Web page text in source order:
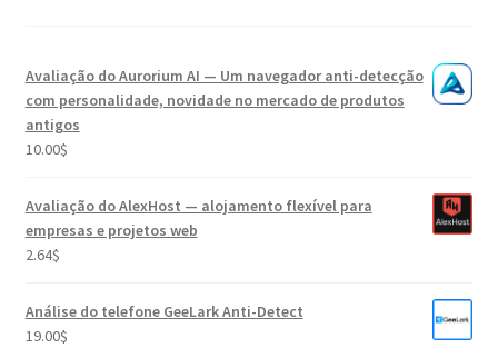
Avaliação do Aurorium AI — Um navegador anti-detecção
com personalidade, novidade no mercado de produtos
antigos
10.00$
Avaliação do AlexHost — alojamento flexível para
empresas e projetos web
2.64$
Análise do telefone GeeLark Anti-Detect
19.00$